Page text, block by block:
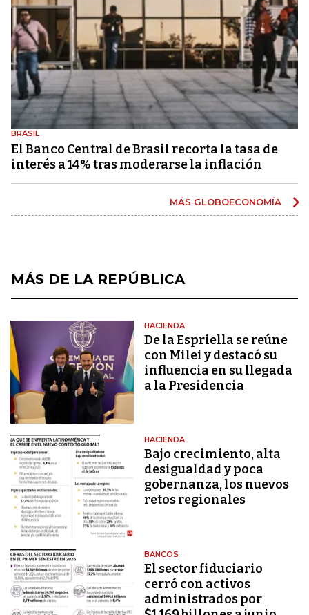
BRASIL
El Banco Central de Brasil recorta la tasa de
interés a 14% tras moderarse la inflación
MÁS GLOBOECONOMÍA
MÁS DE LA REPÚBLICA
HACIENDA
De la Espriella se reúne
con Milei y destacó su
influencia en su llegada
a la Presidencia
HACIENDA
Bajo crecimiento, alta
desigualdad y poca
gobernanza, los nuevos
retos regionales
BANCOS
El sector fiduciario
cerró con activos
administrados por